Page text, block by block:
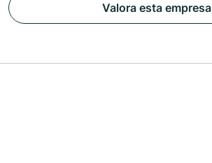
Valora esta empresa